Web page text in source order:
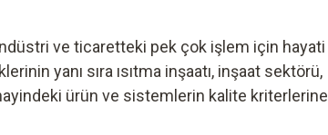
ve ticaretteki pek çok işlem için hayati
yanı sıra ısıtma inşaatı, inşaat sektörü,
ürün ve sistemlerin kalite kriterlerine